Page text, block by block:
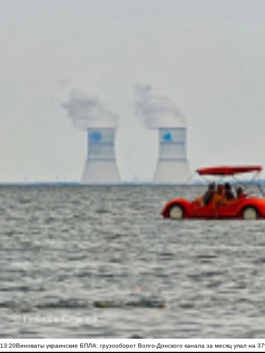
13:20Виноваты украинские БПЛА: грузооборот Волго-Донского канала за месяц упал на